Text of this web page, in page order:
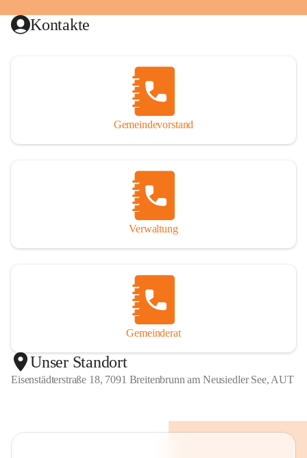
Kontakte
Gemeindevorstand
Verwaltung
Gemeinderat
Unser Standort
Eisenstädterstraße 18, 7091 Breitenbrunn am Neusiedler See, AUT